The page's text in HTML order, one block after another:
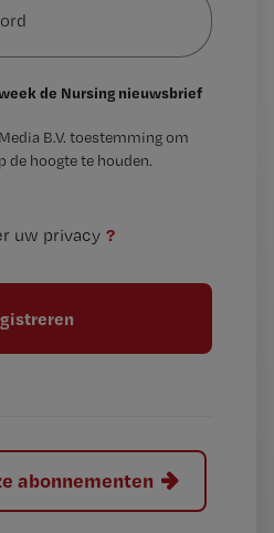
de Nursing nieuwsbrief
B.V. toestemming om
de hoogte te houden.
uw privacy ?
abonnementen